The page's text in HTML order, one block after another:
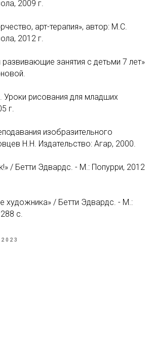
2009 г.
арт-терапия», автор: М.С.
2012 г.
развивающие занятия с детьми 7 лет»
рисования для младших
г.
изобразительного
Н.Н. Издательство: Агар, 2000.
/ Бетти Эдвардс. - М.: Попурри, 2012
художника» / Бетти Эдвардс. - М.:
c.
2023